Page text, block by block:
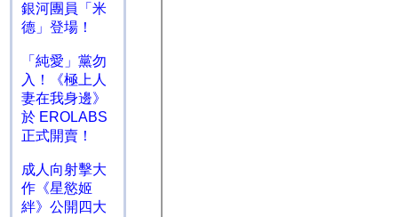
銀河團員「米
德」登場！
「純愛」黨勿
入！《極上人
妻在我身邊》
於 EROLABS
正式開賣！
成人向射擊大
作《星慾姬
絆》公開四大